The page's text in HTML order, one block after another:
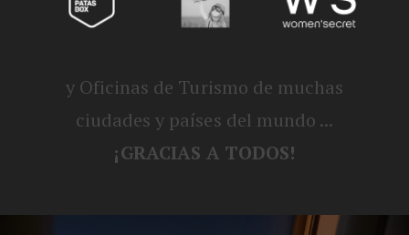
y Oficinas de Turismo de muchas
ciudades y países del mundo ...
¡GRACIAS A TODOS!